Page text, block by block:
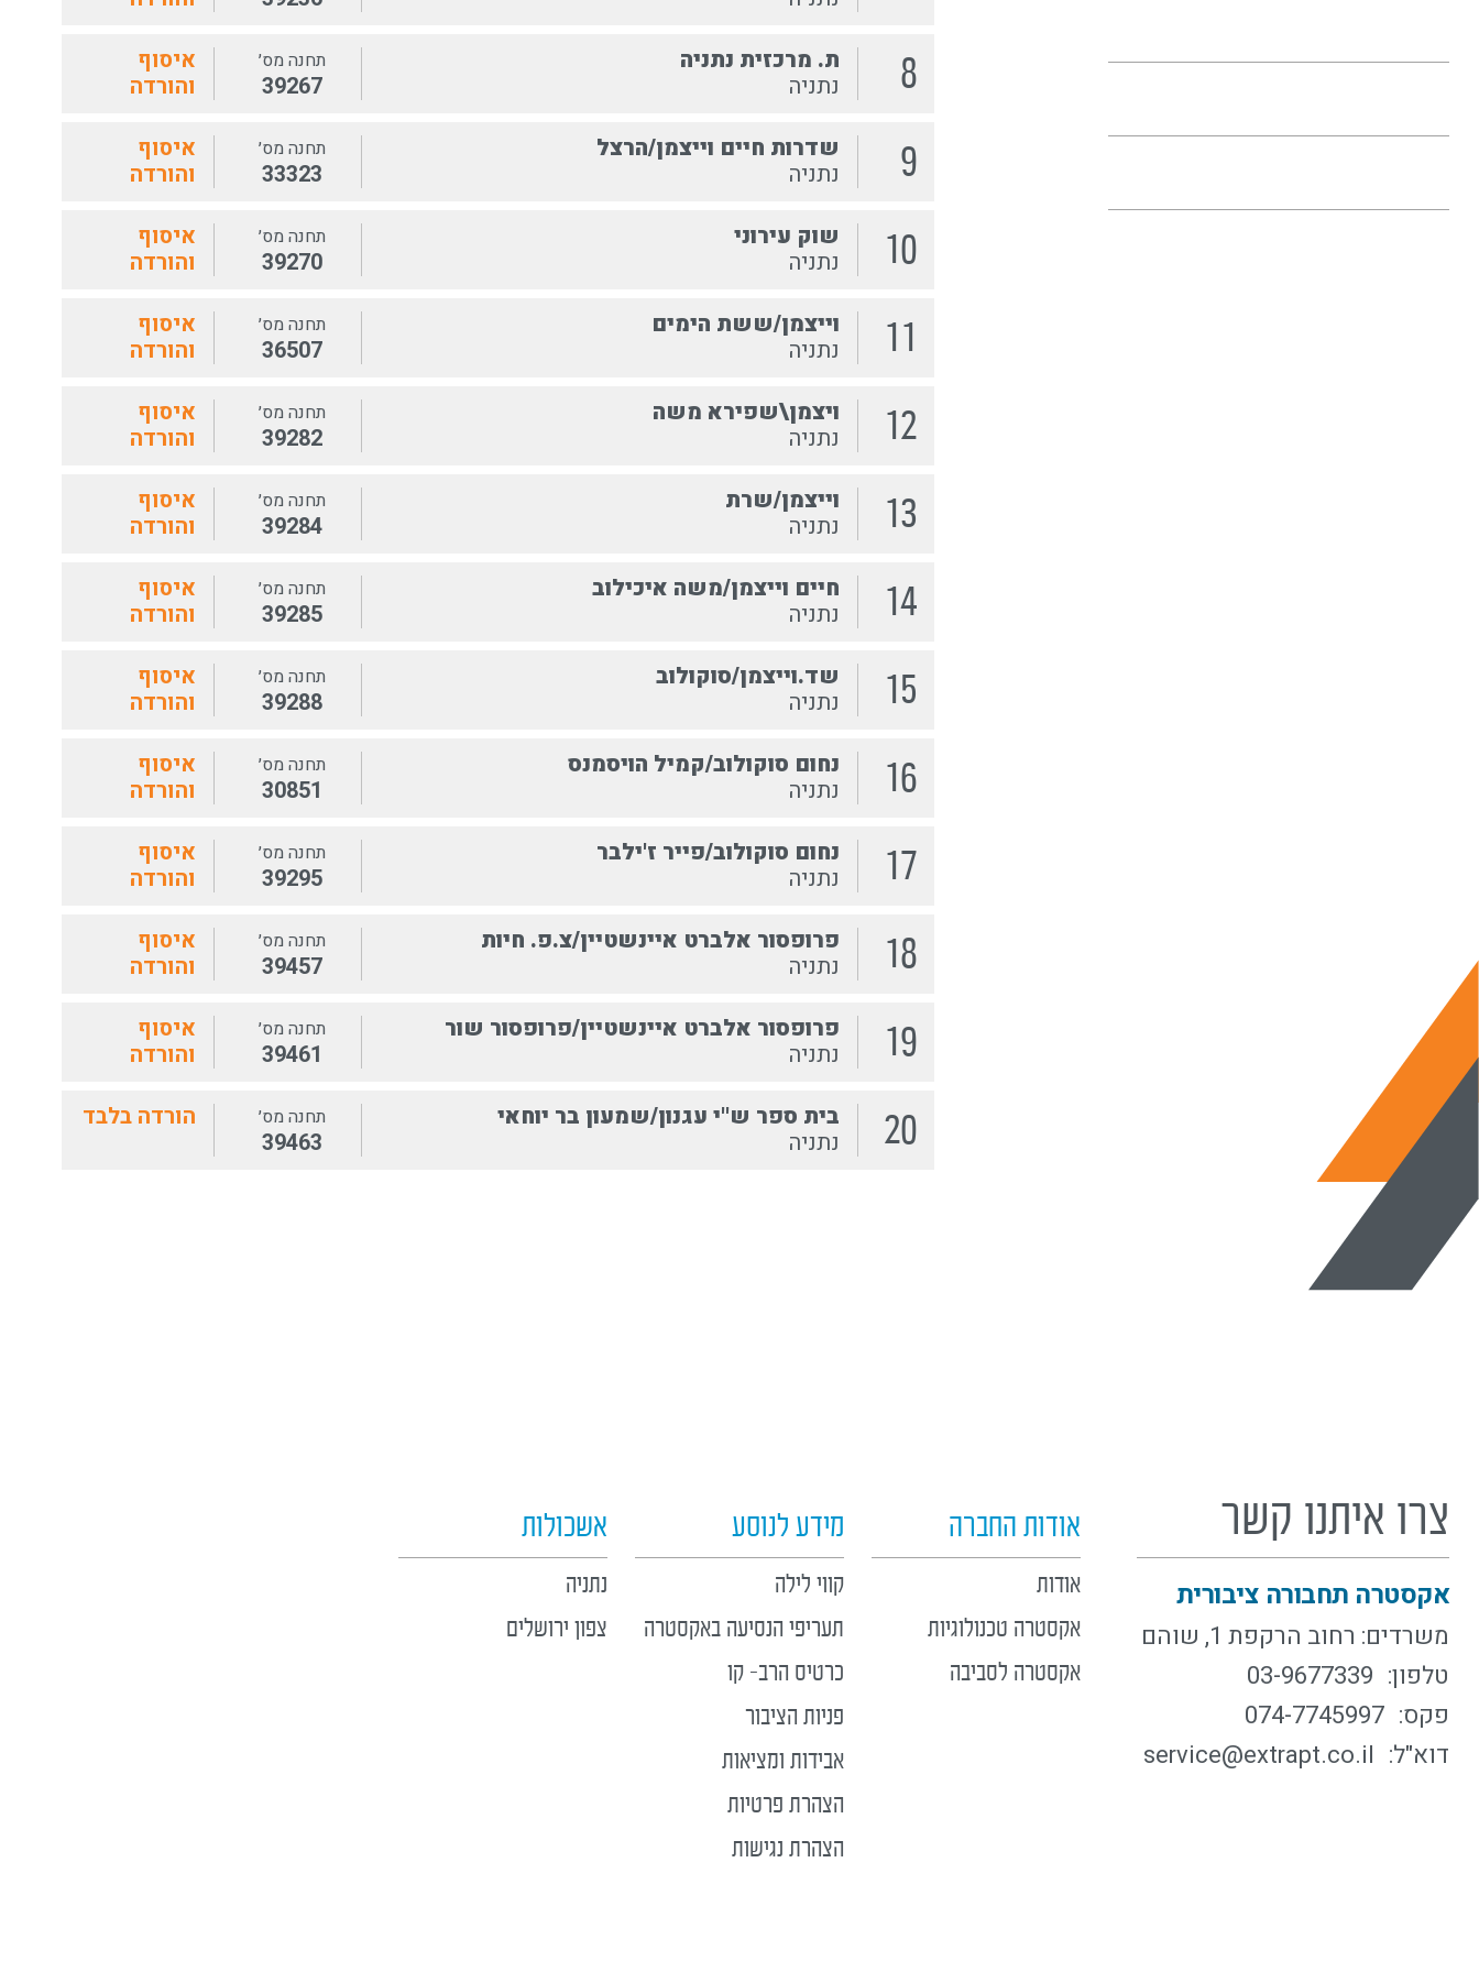
8
ת. מרכזית נתניה
נתניה
תחנה מס׳
39267
איסוף
והורדה
9
שדרות חיים וייצמן/הרצל
נתניה
תחנה מס׳
33323
איסוף
והורדה
10
שוק עירוני
נתניה
תחנה מס׳
39270
איסוף
והורדה
11
וייצמן/ששת הימים
נתניה
תחנה מס׳
36507
איסוף
והורדה
12
ויצמן\שפירא משה
נתניה
תחנה מס׳
39282
איסוף
והורדה
13
וייצמן/שרת
נתניה
תחנה מס׳
39284
איסוף
והורדה
14
חיים וייצמן/משה איכילוב
נתניה
תחנה מס׳
39285
איסוף
והורדה
15
שד.וייצמן/סוקולוב
נתניה
תחנה מס׳
39288
איסוף
והורדה
16
נחום סוקולוב/קמיל הויסמנס
נתניה
תחנה מס׳
30851
איסוף
והורדה
17
נחום סוקולוב/פייר ז'ילבר
נתניה
תחנה מס׳
39295
איסוף
והורדה
18
פרופסור אלברט איינשטיין/צ.פ. חיות
נתניה
תחנה מס׳
39457
איסוף
והורדה
19
פרופסור אלברט איינשטיין/פרופסור שור
נתניה
תחנה מס׳
39461
איסוף
והורדה
20
בית ספר ש''י עגנון/שמעון בר יוחאי
נתניה
תחנה מס׳
39463
הורדה בלבד
צרו איתנו קשר
אקסטרה תחבורה ציבורית
משרדים: רחוב הרקפת 1, שוהם
טלפון: 03-9677339
פקס: 074-7745997
דוא"ל: service@extrapt.co.il
אודות החברה
אודות
אקסטרה טכנולוגיות
אקסטרה לסביבה
מידע לנוסע
קווי לילה
תעריפי הנסיעה באקסטרה
כרטיס הרב- קו
פניות הציבור
אבידות ומציאות
הצהרת פרטיות
הצהרת נגישות
אשכולות
נתניה
צפון ירושלים